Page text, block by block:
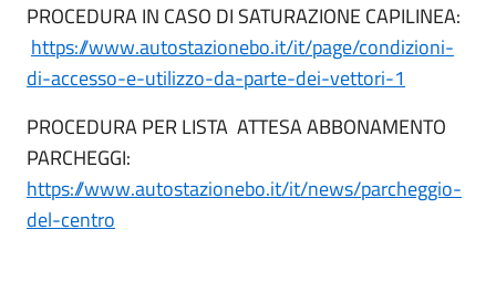
PROCEDURA IN CASO DI SATURAZIONE CAPILINEA:
https://www.autostazionebo.it/it/page/condizioni-
di-accesso-e-utilizzo-da-parte-dei-vettori-1
PROCEDURA PER LISTA ATTESA ABBONAMENTO
PARCHEGGI:
https://www.autostazionebo.it/it/news/parcheggio-
del-centro